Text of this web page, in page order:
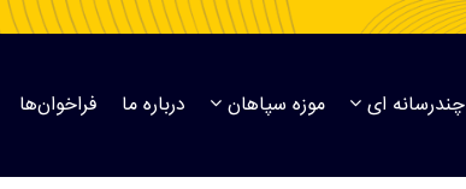
چندرسانه ای موزه سپاهان درباره ما فراخوان‌ها